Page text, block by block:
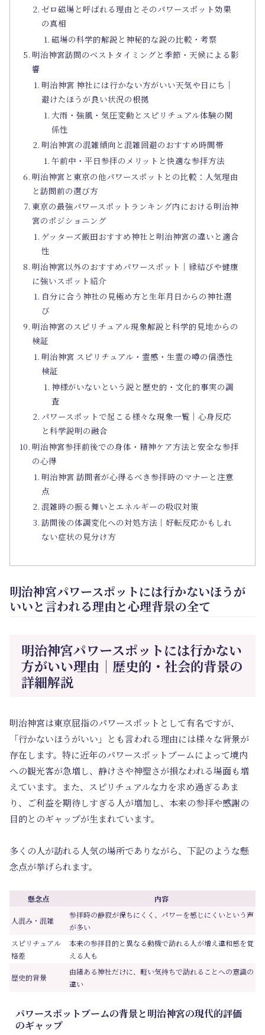
ゼロ磁場と呼ばれる理由とそのパワースポット効果
の真相
磁場の科学的解説と神秘的な説の比較・考察
明治神宮訪問のベストタイミングと季節・天候による影
響
明治神宮 神社には行かない方がいい天気や日にち｜
避けたほうが良い状況の根拠
大雨・強風・気圧変動とスピリチュアル体験の関
係性
明治神宮の混雑傾向と混雑回避のおすすめ時間帯
午前中・平日参拝のメリットと快適な参拝方法
明治神宮と東京の他パワースポットとの比較：人気理由
と訪問前の選び方
東京の最強パワースポットランキング内における明治神
宮のポジショニング
ゲッターズ飯田おすすめ神社と明治神宮の違いと適合
性
明治神宮以外のおすすめパワースポット｜縁結びや健康
に強いスポット紹介
自分に合う神社の見極め方と生年月日からの神社選
び
明治神宮のスピリチュアル現象解説と科学的見地からの
検証
明治神宮 スピリチュアル・霊感・生霊の噂の信憑性
検証
神様がいないという説と歴史的・文化的事実の調
査
パワースポットで起こる様々な現象一覧｜心身反応
と科学説明の融合
明治神宮参拝前後での身体・精神ケア方法と安全な参拝
の心得
明治神宮 訪問者が心得るべき参拝時のマナーと注意
点
混雑時の振る舞いとエネルギーの吸収対策
訪問後の体調変化への対処方法｜好転反応かもしれ
ない症状の見分け方
明治神宮パワースポットには行かないほうが
いいと言われる理由と心理背景の全て
明治神宮パワースポットには行かない
方がいい理由｜歴史的・社会的背景の
詳細解説
明治神宮は東京屈指のパワースポットとして有名ですが、
「行かないほうがいい」とも言われる理由には様々な背景が
存在します。特に近年のパワースポットブームによって境内
への観光客が急増し、静けさや神聖さが損なわれる場面も増
えています。また、スピリチュアルな力を求め過ぎるあま
り、ご利益を期待しすぎる人が増加し、本来の参拝や感謝の
目的とのギャップが生まれています。
多くの人が訪れる人気の場所でありながら、下記のような懸
念点が挙げられます。
懸念点 内容
人混み・混雑
参拝時の静寂が保ちにくく、パワーを感じにくいという声
が多い
スピリチュアル
格差
本来の参拝目的と異なる動機で訪れる人が増え違和感を覚
える人も
歴史的背景
由緒ある神社だけに、軽い気持ちで訪れることへの意識の
違い
パワースポットブームの背景と明治神宮の現代的評価
のギャップ